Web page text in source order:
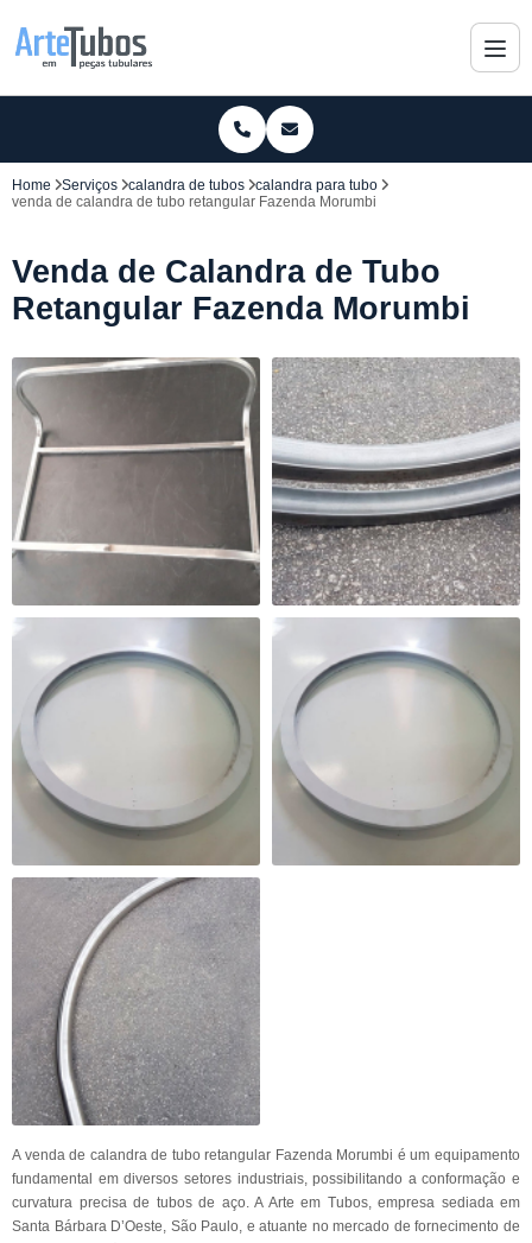
Home Serviços calandra de tubos
calandra para tubo
venda de calandra de tubo retangular Fazenda Morumbi
Venda de Calandra de Tubo
Retangular Fazenda Morumbi
A venda de calandra de tubo retangular Fazenda Morumbi é um equipamento
fundamental em diversos setores industriais, possibilitando a conformação e
curvatura precisa de tubos de aço. A Arte em Tubos, empresa sediada em
Santa Bárbara D’Oeste, São Paulo, e atuante no mercado de fornecimento de